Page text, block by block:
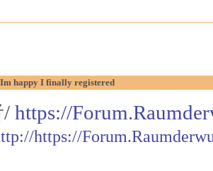
Im happy I finally registered
/ https://
https://